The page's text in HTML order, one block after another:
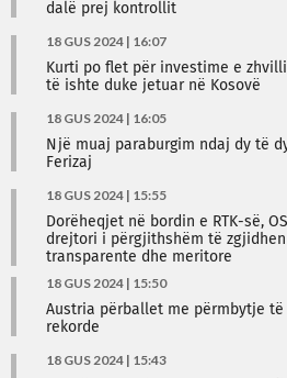
dalë prej kontrollit
18 GUS 2024 | 16:07
Kurti po flet për investime e
të ishte duke jetuar në Kosovë
18 GUS 2024 | 16:05
Një muaj paraburgim ndaj dy të
Ferizaj
18 GUS 2024 | 15:55
Dorëheqjet në bordin e RTK-së,
drejtori i përgjithshëm të
transparente dhe meritore
18 GUS 2024 | 15:50
Austria përballet me përmbytje të
rekorde
18 GUS 2024 | 15:43